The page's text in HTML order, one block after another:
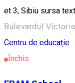
et 3, Sibiu sursa text
Bulevardul
Centru de educație
Închis